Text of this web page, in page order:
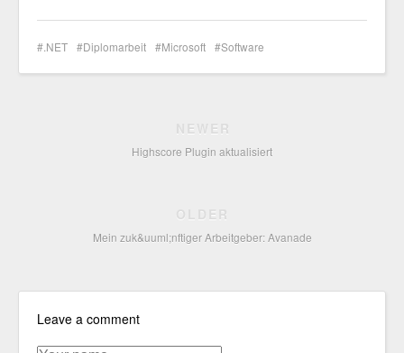
.NET Diplomarbeit Microsoft Software
NEWER
Highscore Plugin aktualisiert
OLDER
Mein zuk&uuml;nftiger Arbeitgeber: Avanade
Leave a comment